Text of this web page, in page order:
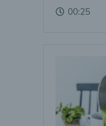
00:25